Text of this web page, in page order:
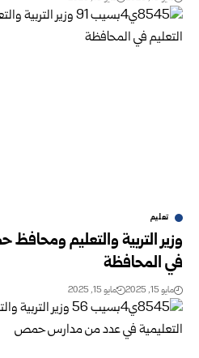
تعليم
وزير التربية والتعليم ومحافظ
في المحافظة
مايو 15, 2025 مايو 15, 2025